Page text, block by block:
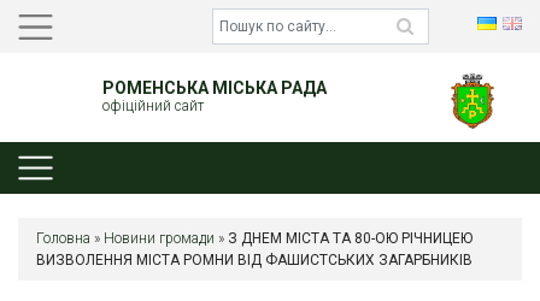
РОМЕНСЬКА МІСЬКА РАДА
офіційний сайт
Головна » Новини громади » З ДНЕМ МІСТА ТА 80-ОЮ РІЧНИЦЕЮ
ВИЗВОЛЕННЯ МІСТА РОМНИ ВІД ФАШИСТСЬКИХ ЗАГАРБНИКІВ